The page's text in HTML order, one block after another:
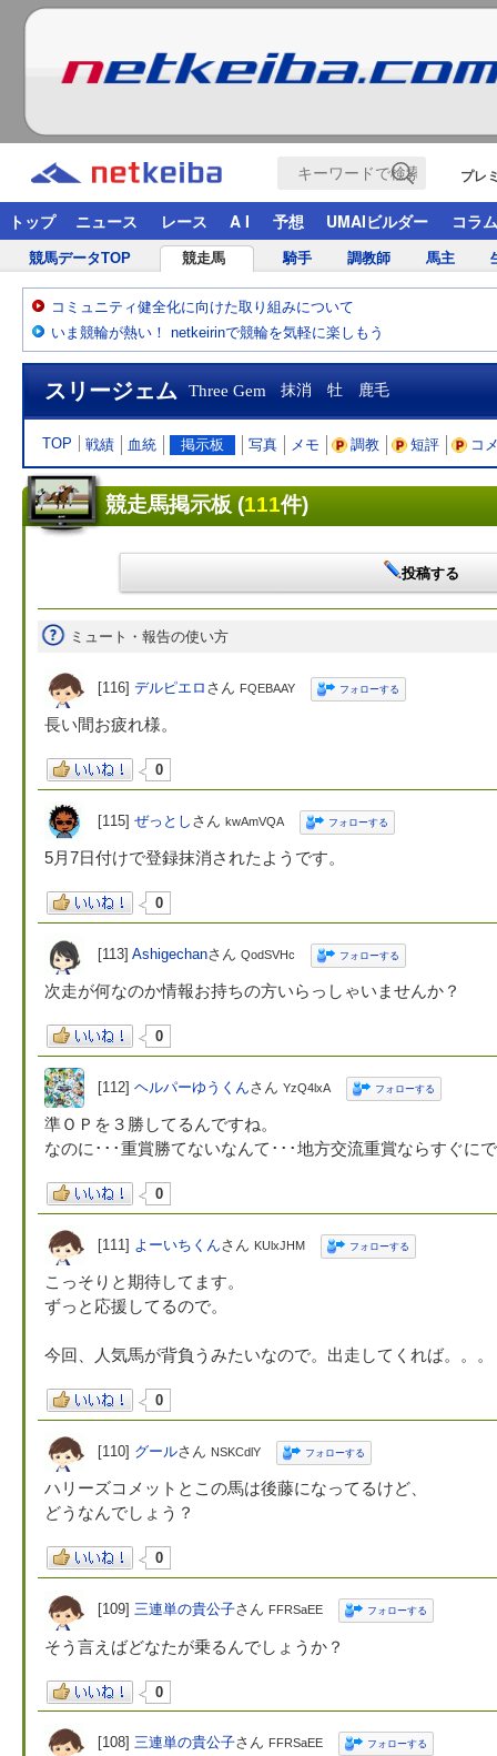
プレ
トップ ニュース レース A I 予想 UMAIビルダー コラム
競馬データTOP 競走馬 騎手 調教師 馬主
コミュニティ健全化に向けた取り組みについて
いま競輪が熱い！ netkeirinで競輪を気軽に楽しもう
スリージェム Three Gem 抹消 牡 鹿毛
TOP 戦績 血統 掲示板 写真 メモ 調教 短評 コ
競走馬掲示板 (111件)
投稿する
ミュート・報告の使い方
[116] デルピエロ さん FQEBAAY フォローする
長い間お疲れ様。
0
[115] ぜっとし さん kwAmVQA フォローする
5月7日付けで登録抹消されたようです。
0
[113] Ashigechanさん QodSVHc フォローする
次走が何なのか情報お持ちの方いらっしゃいませんか？
0
[112] ヘルパーゆうくんさん YzQ4lxA フォローする
準ＯＰを３勝してるんですね。
なのに･･･重賞勝てないなんて･･･地方交流重賞ならすぐに
0
[111] よーいちくんさん KUlxJHM フォローする
こっそりと期待してます。
ずっと応援してるので。
今回、人気馬が背負うみたいなので。出走してくれば。。。
0
[110] グールさん NSKCdlY フォローする
ハリーズコメットとこの馬は後藤になってるけど、
どうなんでしょう？
0
[109] 三連単の貴公子さん FFRSaEE フォローする
そう言えばどなたが乗るんでしょうか？
0
[108] 三連単の貴公子さん FFRSaEE フォローする